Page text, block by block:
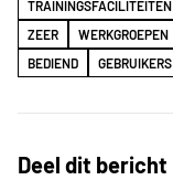
TRAININGSFACILITEITEN
ZEER
WERKGROEPEN
BEDIEND
GEBRUIKERS
Deel dit bericht